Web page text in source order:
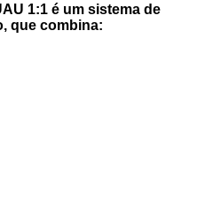
1:1 é um sistema de
que combina: